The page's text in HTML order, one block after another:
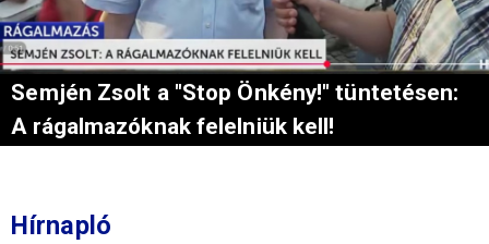
Semjén Zsolt a "Stop Önkény!" tüntetésen:
A rágalmazóknak felelniük kell!
Hírnapló